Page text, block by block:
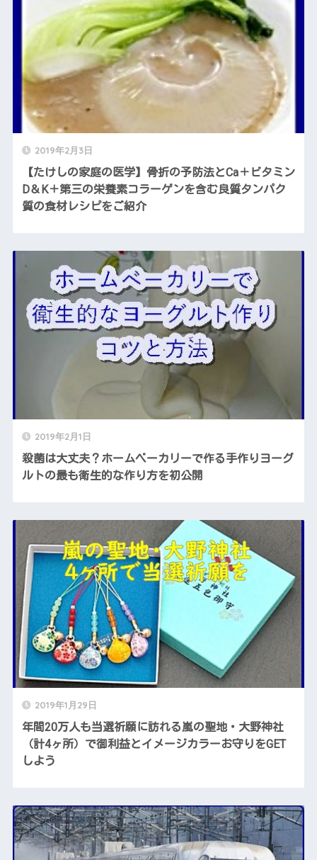
2019年2月3日
【たけしの家庭の医学】骨折の予防法とCa＋ビタミン
D＆K＋第三の栄養素コラーゲンを含む良質タンパク
質の食材レシピをご紹介
2019年2月1日
殺菌は大丈夫？ホームベーカリーで作る手作りヨーグ
ルトの最も衛生的な作り方を初公開
2019年1月29日
年間20万人も当選祈願に訪れる嵐の聖地・大野神社
（計4ヶ所）で御利益とイメージカラーお守りをGET
しよう